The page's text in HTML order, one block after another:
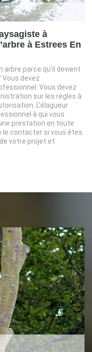
à
à Estrees En
arbre parce qu’il devient
Vous devez
Vous devez
sur les règles à
L’élagueur
à qui vous
prestation en toute
le contacter si vous êtes
votre projet et